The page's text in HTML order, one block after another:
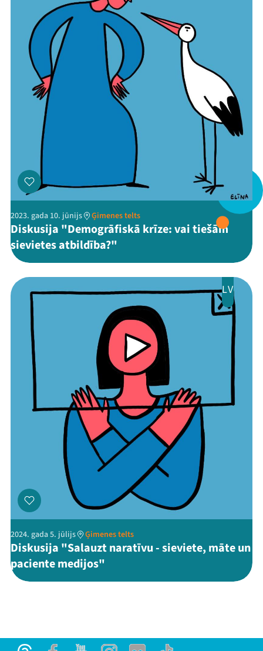
Mana programma
Festivāls
Programma
Arhīvs
Viņi bija LAMPĀ 2026
Jaunumi
Ziedo
Veikals
Kontakti
ThreadsFacebook
Youtube Instagram
Flick TikTok
2023. gada 10. jūnijs Ģimenes telts
Diskusija "Demogrāfiskā krīze: vai tiešām
sievietes atbildība?"
LV
2024. gada 5. jūlijs Ģimenes telts
Diskusija "Salauzt naratīvu - sieviete, māte un
paciente medijos"